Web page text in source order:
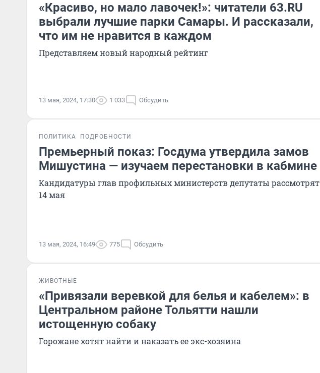
«Красиво, но мало лавочек!»: читатели 63.RU
выбрали лучшие парки Самары. И рассказали,
что им не нравится в каждом
Представляем новый народный рейтинг
13 мая, 2024, 17:30 1 033 Обсудить
ПОЛИТИКА ПОДРОБНОСТИ
Премьерный показ: Госдума утвердила замов
Мишустина — изучаем перестановки в кабмине
Кандидатуры глав профильных министерств депутаты рассмотрят
14 мая
13 мая, 2024, 16:49 775 Обсудить
ЖИВОТНЫЕ
«Привязали веревкой для белья и кабелем»: в
Центральном районе Тольятти нашли
истощенную собаку
Горожане хотят найти и наказать ее экс-хозяина